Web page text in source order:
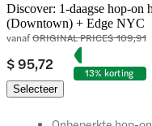
Discover: 1-daagse hop-on
(Downtown) + Edge NYC
vanafORIGINAL PRICE$ 109,91
$ 95,72
13% korting
Selecteer